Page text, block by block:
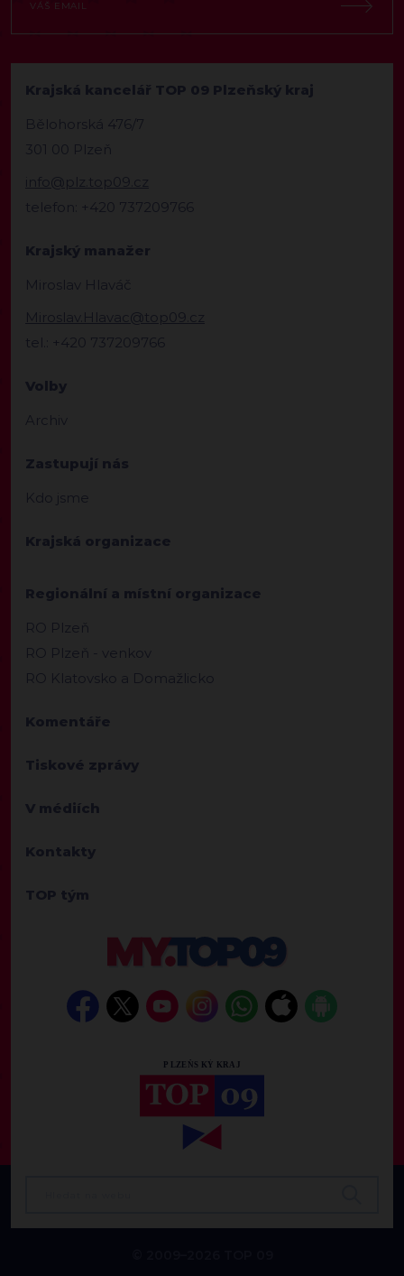
Krajská kancelář TOP 09 Plzeňský kraj
Bělohorská 476/7
301 00 Plzeň
info@plz.top09.cz
telefon: +420 737209766
Krajský manažer
Miroslav Hlaváč
Miroslav.Hlavac@top09.cz
tel.: +420 737209766
Volby
Archiv
Zastupují nás
Kdo jsme
Krajská organizace
Regionální a místní organizace
RO Plzeň
RO Plzeň - venkov
RO Klatovsko a Domažlicko
Komentáře
Tiskové zprávy
V médiích
Kontakty
TOP tým